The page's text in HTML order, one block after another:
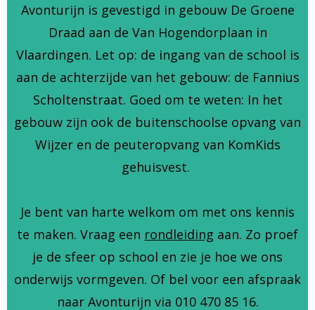
Avonturijn is gevestigd in gebouw De Groene
Draad aan de Van Hogendorplaan in
Vlaardingen. Let op: de ingang van de school is
aan de achterzijde van het gebouw: de Fannius
Scholtenstraat. Goed om te weten: In het
gebouw zijn ook de buitenschoolse opvang van
Wijzer en de peuteropvang van KomKids
gehuisvest.
Je bent van harte welkom om met ons kennis
te maken. Vraag een rondleiding aan. Zo proef
je de sfeer op school en zie je hoe we ons
onderwijs vormgeven. Of bel voor een afspraak
naar Avonturijn via 010 470 85 16.